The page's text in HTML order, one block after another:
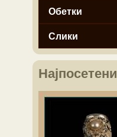
Обетки
Слики
Најпосетени